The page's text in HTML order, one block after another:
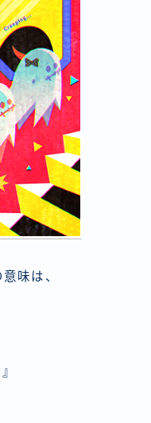
味は、
』